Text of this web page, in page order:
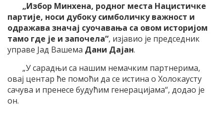
„Избор Минхена, родног места Нацистичке
партије, носи дубоку симболичку важност и
одражава значај суочавања са овом историјом
тамо где је и започела“, изјавио је председник
управе Јад Вашема Дани Дајан.
„У сарадњи са нашим немачким партнерима,
овај центар ће помоћи да се истина о Холокаусту
сачува и пренесе будућим генерацијама“, додао је
он.